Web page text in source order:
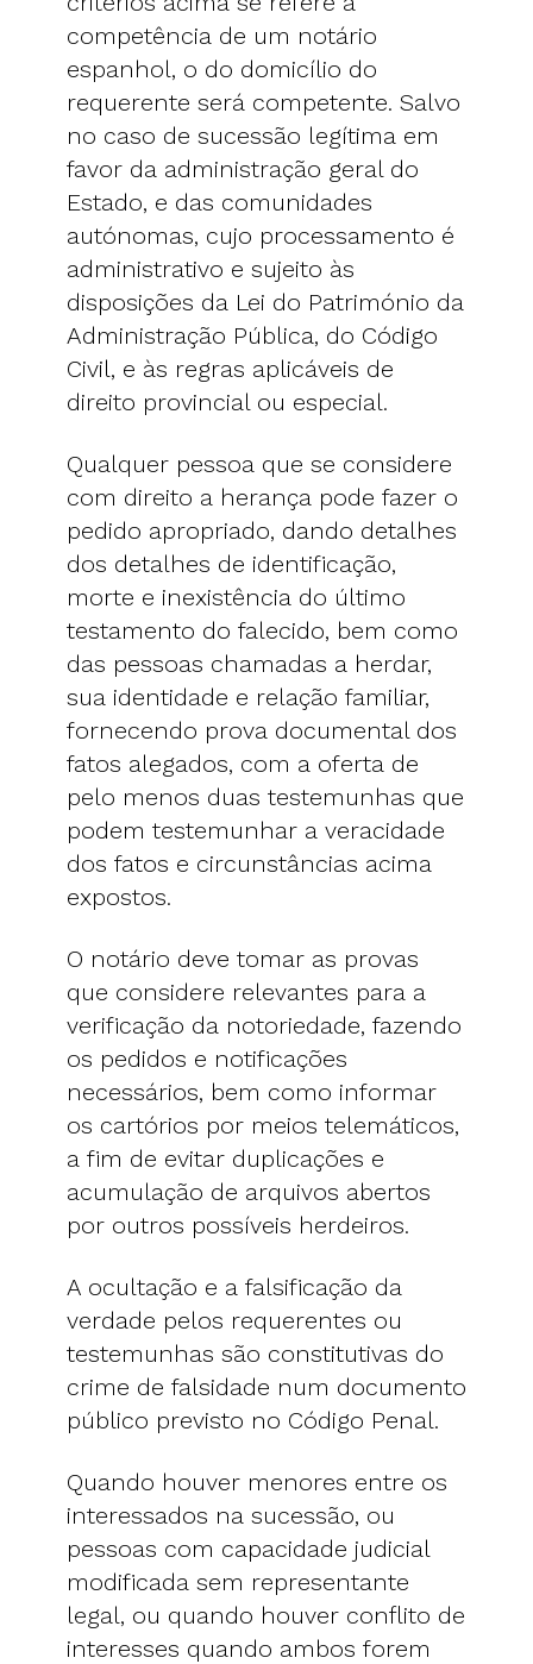
competência de um notário
espanhol, o do domicílio do
requerente será competente. Salvo
no caso de sucessão legítima em
favor da administração geral do
Estado, e das comunidades
autónomas, cujo processamento é
administrativo e sujeito às
disposições da Lei do Património da
Administração Pública, do Código
Civil, e às regras aplicáveis de
direito provincial ou especial.
Qualquer pessoa que se considere
com direito a herança pode fazer o
pedido apropriado, dando detalhes
dos detalhes de identificação,
morte e inexistência do último
testamento do falecido, bem como
das pessoas chamadas a herdar,
sua identidade e relação familiar,
fornecendo prova documental dos
fatos alegados, com a oferta de
pelo menos duas testemunhas que
podem testemunhar a veracidade
dos fatos e circunstâncias acima
expostos.
O notário deve tomar as provas
que considere relevantes para a
verificação da notoriedade, fazendo
os pedidos e notificações
necessários, bem como informar
os cartórios por meios telemáticos,
a fim de evitar duplicações e
acumulação de arquivos abertos
por outros possíveis herdeiros.
A ocultação e a falsificação da
verdade pelos requerentes ou
testemunhas são constitutivas do
crime de falsidade num documento
público previsto no Código Penal.
Quando houver menores entre os
interessados na sucessão, ou
pessoas com capacidade judicial
modificada sem representante
legal, ou quando houver conflito de
interesses quando ambos forem